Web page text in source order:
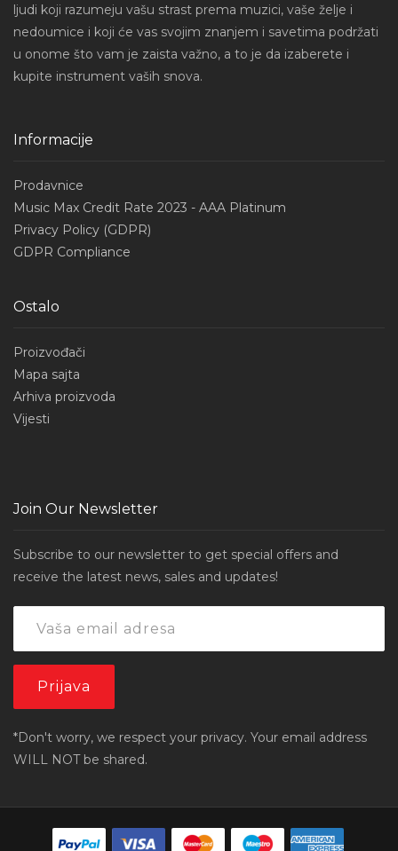
ljudi koji razumeju vašu strast prema muzici, vaše želje i
nedoumice i koji će vas svojim znanjem i savetima podržati
u onome što vam je zaista važno, a to je da izaberete i
kupite instrument vaših snova.
Informacije
Prodavnice
Music Max Credit Rate 2023 - AAA Platinum
Privacy Policy (GDPR)
GDPR Compliance
Ostalo
Proizvođači
Mapa sajta
Arhiva proizvoda
Vijesti
Join Our Newsletter
Subscribe to our newsletter to get special offers and
receive the latest news, sales and updates!
*Don't worry, we respect your privacy. Your email address
WILL NOT be shared.